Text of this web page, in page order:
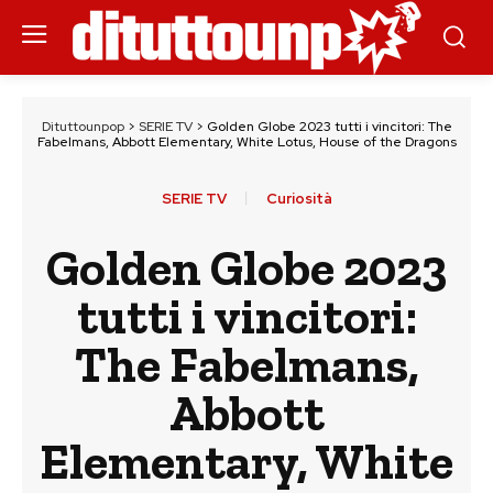
Dituttounpop> SERIE TV> Golden Globe 2023 tutti i vincitori: The
Fabelmans, Abbott Elementary, White Lotus, House of the Dragons
SERIE TV Curiosità
Golden Globe 2023
tutti i vincitori:
The Fabelmans,
Abbott
Elementary, White